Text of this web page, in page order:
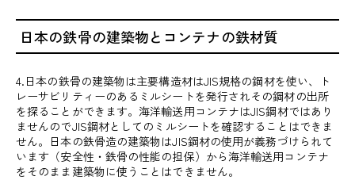
日本の鉄骨の建築物とコンテナの鉄材質
4.日本の鉄骨の建築物は主要構造材はJIS規格の鋼材を使い、ト
レーサビリティーのあるミルシートを発行されその鋼材の出所
を探ることができます。海洋輸送用コンテナはJIS鋼材ではあり
ませんのでJIS鋼材としてのミルシートを確認することはできま
せん。日本の鉄骨造の建築物はJIS鋼材の使用が義務づけられて
います（安全性・鉄骨の性能の担保）から海洋輸送用コンテナ
をそのまま建築物に使うことはできません。